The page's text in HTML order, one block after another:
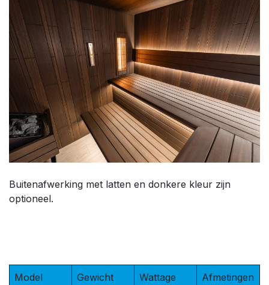
Buitenafwerking met latten en donkere kleur zijn
optioneel.
Model Gewicht Wattage Afmetingen